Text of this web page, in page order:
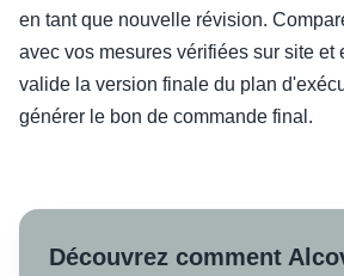
en tant que nouvelle révision.
avec vos mesures vérifiées sur site et
valide la version finale du plan
générer le bon de commande final.
Découvrez comment